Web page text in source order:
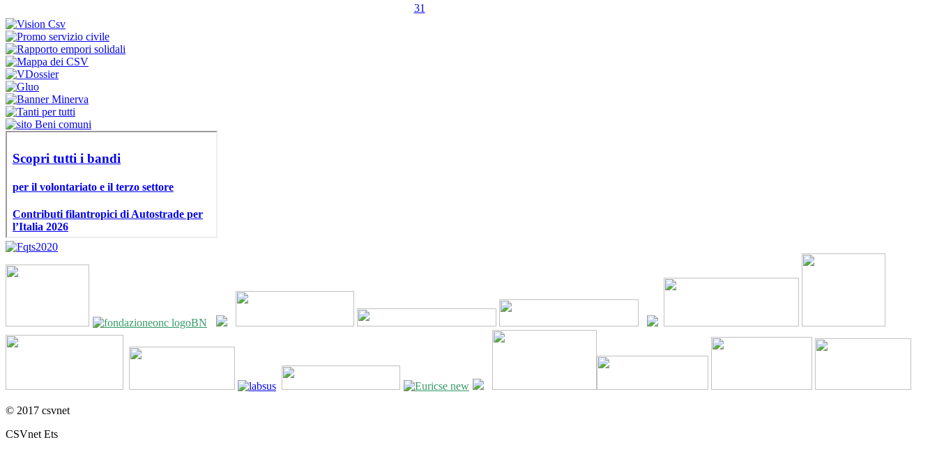
31
© 2017 csvnet
CSVnet Ets